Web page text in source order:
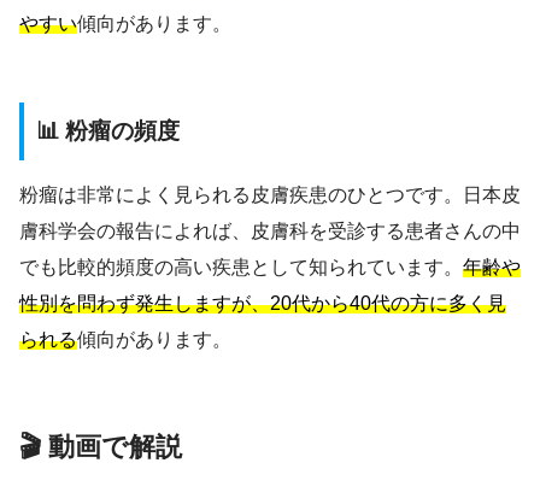
やすい傾向があります。
📊 粉瘤の頻度
粉瘤は非常によく見られる皮膚疾患のひとつです。日本皮
膚科学会の報告によれば、皮膚科を受診する患者さんの中
でも比較的頻度の高い疾患として知られています。 年齢や
性別を問わず発生しますが、20代から40代の方に多く見
られる傾向があります。
🎬 動画で解説